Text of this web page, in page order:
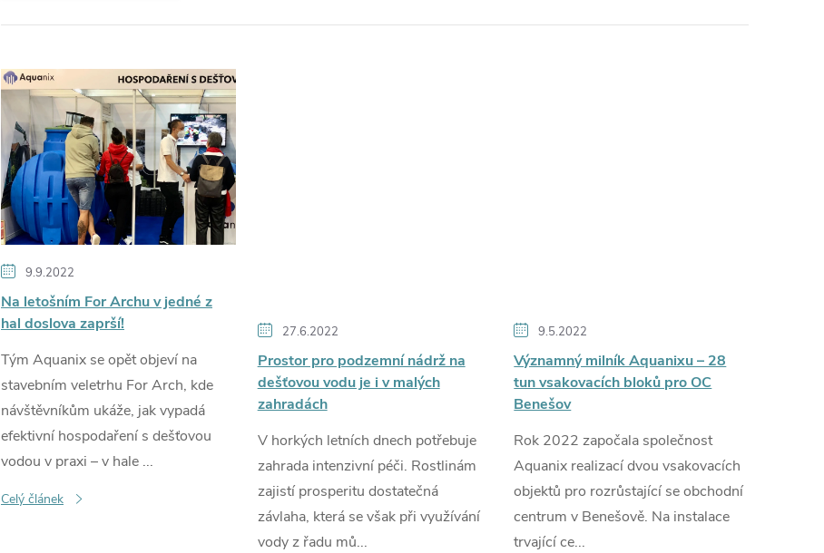
V
ý
p
i
s
č
l
á
n
k
9.9.2022
Na letošním For Archu v jedné z
hal doslova zaprší!
Tým Aquanix se opět objeví na
stavebním veletrhu For Arch, kde
návštěvníkům ukáže, jak vypadá
efektivní hospodaření s dešťovou
vodou v praxi – v hale ...
Celý článek
27.6.2022
Prostor pro podzemní nádrž na
dešťovou vodu je i v malých
zahradách
V horkých letních dnech potřebuje
zahrada intenzivní péči. Rostlinám
zajistí prosperitu dostatečná
závlaha, která se však při využívání
vody z řadu mů...
9.5.2022
Významný milník Aquanixu – 28
tun vsakovacích bloků pro OC
Benešov
Rok 2022 započala společnost
Aquanix realizací dvou vsakovacích
objektů pro rozrůstající se obchodní
centrum v Benešově. Na instalace
trvající ce...